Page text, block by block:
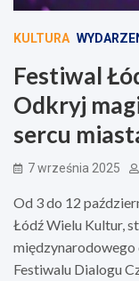
KULTURA
Festiwal
Odkryj
sercu
7 września 2025
Od 3 do 12
Łódź Wielu Kultur,
międzynarodowego
Festiwalu Dialogu